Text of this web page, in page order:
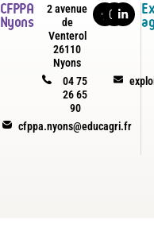
CFPPA
Nyons
2 avenue
de
Venterol
26110
Nyons
04 75
26 65
90
cfppa.nyons@educagri.fr